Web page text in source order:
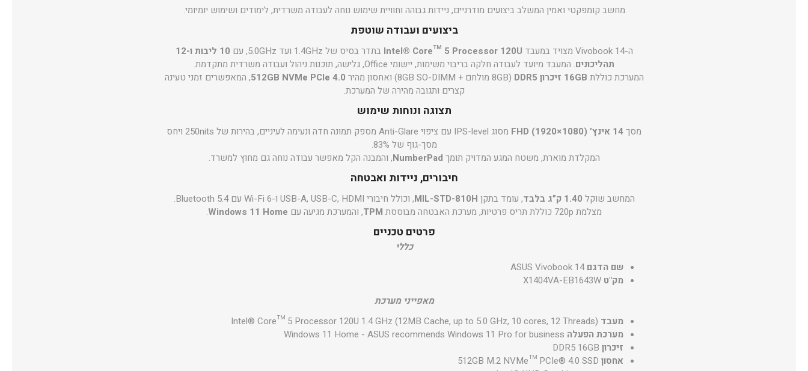
₪667
מחשב קומפקטי ואמין המשלב ביצועים מודרניים, ניידות גבוהה וחוויית שימוש נוחה לעבודה משרדית, לימודים ושימוש יומיומי.
ביצועים ועבודה שוטפת
ה-Vivobook 14 מצויד במעבד Intel® Core™ 5 Processor 120U בתדר בסיס של 1.4GHz ועד 5.0GHz, עם
10 ליבות ו-12
תהליכונים. המעבד מיועד לעבודה חלקה בריבוי משימות, יישומי Office, גלישה, תוכנות ניהול ועבודה משרדית מתקדמת.
המערכת כוללת 16GB זיכרון DDR5 (8GB מולחם + 8GB SO-DIMM) ואחסון מהיר 512GB NVMe PCIe 4.0, המאפשרים זמני טעינה
קצרים ותגובה מהירה של המערכת.
תצוגה ונוחות שימוש
מסך14 אינץ’ FHD (1920×1080)
מסוג IPS-level עם ציפוי Anti-Glare מספק תמונה חדה ונעימה לעיניים, בהירות של 250nits ויחס
מסך-גוף של 83%.
המקלדת מוארת, משטח המגע המדויק תומך NumberPad, והמבנה הקל מאפשר עבודה נוחה גם מחוץ למשרד.
חיבורים, ניידות ואבטחה
המחשב שוקל 1.40 ק”ג בלבד , עומד בתקן MIL-STD-810H, וכולל חיבורי USB-A, USB-C, HDMI ו-Wi-Fi 6 עם Bluetooth 5.4.
מצלמת 720p כוללת תריס פרטיות, מערכת האבטחה מבוססת
TPM, והמערכת מגיעה עם Windows 11 Home
.
פרטים טכניים
כללי
שם הדגםASUS Vivobook 14
מק"ט X1404VA-EB1643W
מאפייני מערכת
מעבד Intel® Core™ 5 Processor 120U 1.4 GHz (12MB Cache, up to 5.0 GHz, 10 cores, 12 Threads)
מערכת הפעלה Windows 11 Home - ASUS recommends Windows 11 Pro for business
זיכרון DDR5 16GB
אחסון 512GB M.2 NVMe™ PCIe® 4.0 SSD